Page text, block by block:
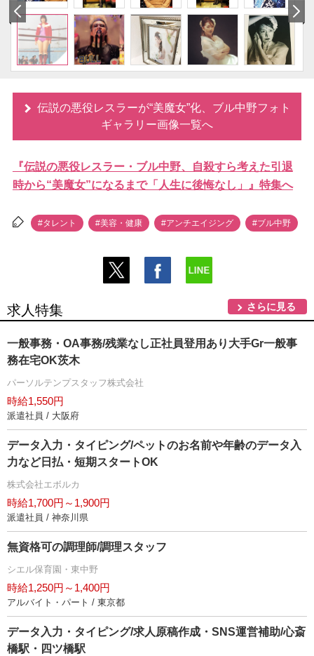
伝説の悪役レスラーが“美魔女”化、ブル中野フォト
ギャラリー画像一覧へ
『伝説の悪役レスラー・ブル中野、自殺すら考えた引退
時から“美魔女”になるまで「人生に後悔なし」』特集へ
#タレント #美容・健康 #アンチエイジング #ブル中野
求人特集 さらに見る
一般事務・OA事務/残業なし正社員登用あり大手Gr一般事
務在宅OK茨木
パーソルテンプスタッフ株式会社
時給1,550円
派遣社員 / 大阪府
データ入力・タイピング/ペットのお名前や年齢のデータ入
力など日払・短期スタートOK
株式会社エボルカ
時給1,700円～1,900円
派遣社員 / 神奈川県
無資格可の調理師/調理スタッフ
シエル保育園・東中野
時給1,250円～1,400円
アルバイト・パート / 東京都
データ入力・タイピング/求人原稿作成・SNS運営補助/心斎
橋駅・四ツ橋駅